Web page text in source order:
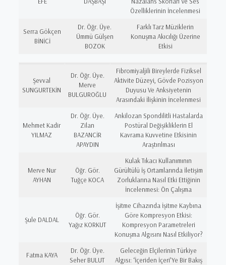
Özelliklerinin İncelenmesi
Serra Gökçen
BİNİCİ
Dr. Öğr. Üye.
Ümmü Gülşen
BOZOK
Farklı Tarz Müziklerin
Konuşma Akıcılığı Üzerine
Etkisi
Şevval
SUNGURTEKİN
Dr. Öğr. Üye.
Merve
BULGUROĞLU
Fibromiyaljili Bireylerde Fiziksel
Aktivite Düzeyi, Gövde Pozisyon
Duyusu Ve Anksiyetenin
Arasındaki İlişkinin İncelenmesi
Mehmet Kadir
YILMAZ
Dr. Öğr. Üye.
Zilan
BAZANCİR
APAYDIN
Ankilozan Spondilitli Hastalarda
Postüral Değişikliklerin El
Kavrama Kuvvetine Etkisinin
Araştırılması
Merve Nur
AYHAN
Öğr. Gör.
Tuğçe KOCA
Kulak Tıkacı Kullanımının
Gürültülü İş Ortamlarında İletişim
Zorluklarına Nasıl Etki Ettiğinin
İncelenmesi: Ön Çalışma
Şule DALDAL
Öğr. Gör.
Yağız KORKUT
İşitme Cihazında İşitme Kaybına
Göre Kompresyon Etkisi:
Kompresyon Parametreleri
Konuşma Algısını Nasıl Etkiliyor?
Fatma KAYA
Dr. Öğr. Üye.
Seher BULUT
Geleceğin Elçilerinin Türkiye
Algısı: ‘İçeriden İçeri’Ye Bir Bakış